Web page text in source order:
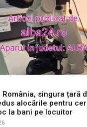
România, singura țară
alocările pentru
la bani pe locuitor